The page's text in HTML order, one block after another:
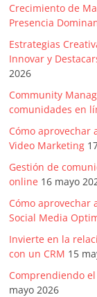
Crecimiento de
Presencia
Estrategias
Innovar y
2026
Community
comunidades en
Cómo aprovechar
Video Marketing
Gestión de
online 16 mayo
Cómo aprovechar
Social Media
Invierte en la
con un CRM 15
Comprendiendo
mayo 2026